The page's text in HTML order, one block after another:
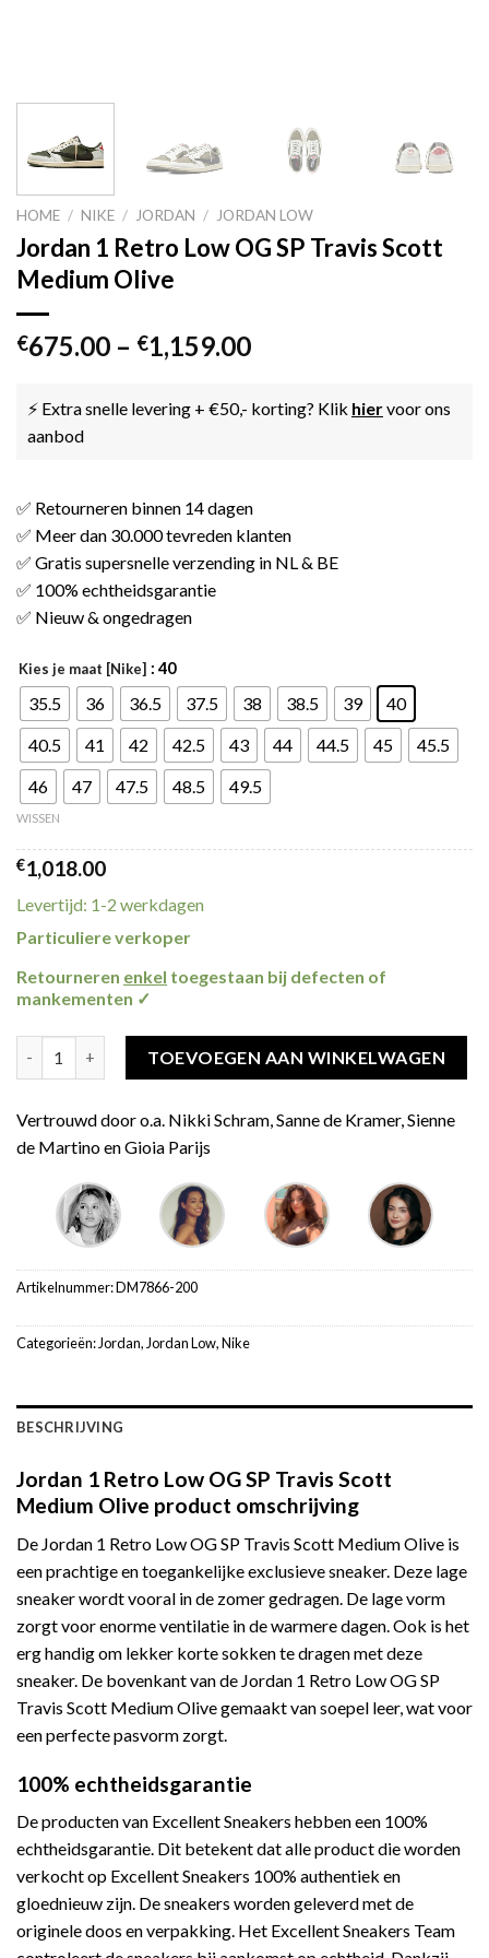
HOME / NIKE / JORDAN / JORDAN LOW
Jordan 1 Retro Low OG SP Travis Scott
Medium Olive
€675.00 – €1,159.00
⚡ Extra snelle levering + €50,- korting? Klik hiervoor ons
aanbod
✅ Retourneren binnen 14 dagen
✅ Meer dan 30.000 tevreden klanten
✅ Gratis supersnelle verzending in NL & BE
✅ 100% echtheidsgarantie
✅ Nieuw & ongedragen
Kies je maat [Nike] : 40
35.5 36 36.5 37.5 38 38.5 39
40
40.5
41 42 42.5 43 44 44.5 45
45.5
46
47 47.5 48.5 49.5
WISSEN
€1,018.00
Levertijd: 1-2 werkdagen
Particuliere verkoper
Retourneren enkel toegestaan bij defecten of
mankementen ✓
TOEVOEGEN AAN WINKELWAGEN
Vertrouwd door o.a. Nikki Schram, Sanne de Kramer, Sienne
de Martino en Gioia Parijs
Artikelnummer:DM7866-200
Categorieën: Jordan, Jordan Low,Nike
BESCHRIJVING
Jordan 1 Retro Low OG SP Travis Scott
Medium Olive product omschrijving
De Jordan 1 Retro Low OG SP Travis Scott Medium Olive is
een prachtige en toegankelijke exclusieve sneaker. Deze lage
sneaker wordt vooral in de zomer gedragen. De lage vorm
zorgt voor enorme ventilatie in de warmere dagen. Ook is het
erg handig om lekker korte sokken te dragen met deze
sneaker. De bovenkant van de Jordan 1 Retro Low OG SP
Travis Scott Medium Olive gemaakt van soepel leer, wat voor
een perfecte pasvorm zorgt.
100% echtheidsgarantie
De producten van Excellent Sneakers hebben een 100%
echtheidsgarantie. Dit betekent dat alle product die worden
verkocht op Excellent Sneakers 100% authentiek en
gloednieuw zijn. De sneakers worden geleverd met de
originele doos en verpakking. Het Excellent Sneakers Team